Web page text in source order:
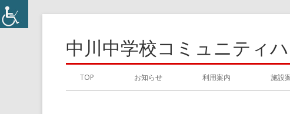
コ
中川中学校コミュニティ
TOP お知らせ 利用案内 施設